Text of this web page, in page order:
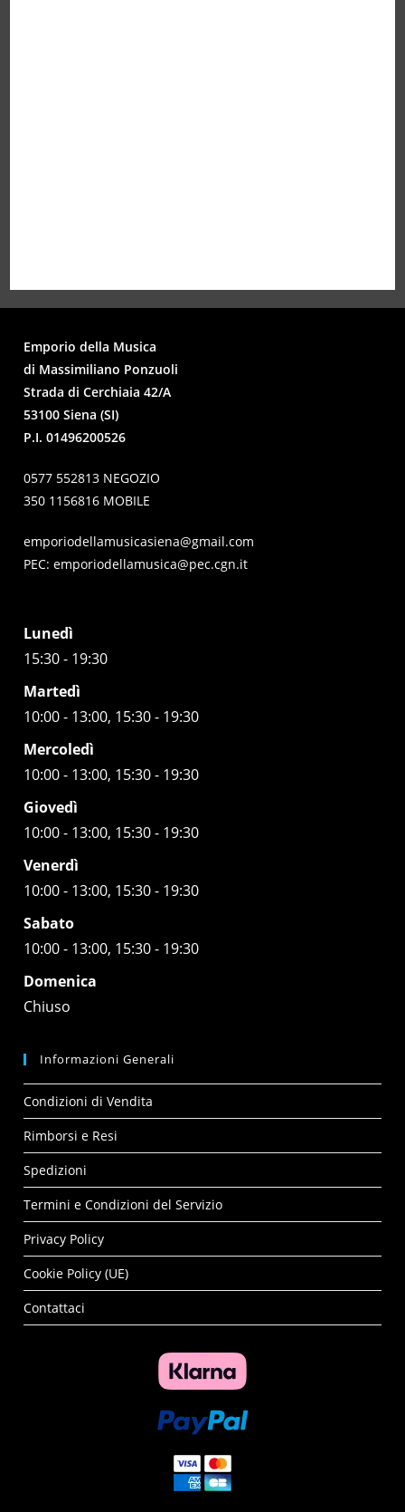
Emporio della Musica
di Massimiliano Ponzuoli
Strada di Cerchiaia 42/A
53100 Siena (SI)
P.I. 01496200526
0577 552813 NEGOZIO
350 1156816 MOBILE
emporiodellamusicasiena@gmail.com
PEC:emporiodellamusica@pec.cgn.it
Lunedì
15:30 - 19:30
Martedì
10:00 - 13:00, 15:30 - 19:30
Mercoledì
10:00 - 13:00, 15:30 - 19:30
Giovedì
10:00 - 13:00, 15:30 - 19:30
Venerdì
10:00 - 13:00, 15:30 - 19:30
Sabato
10:00 - 13:00, 15:30 - 19:30
Domenica
Chiuso
Informazioni Generali
Condizioni di Vendita
Rimborsi e Resi
Spedizioni
Termini e Condizioni del Servizio
Privacy Policy
Cookie Policy (UE)
Contattaci